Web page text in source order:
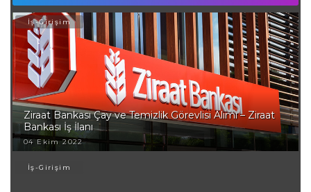
İş-Girişim
Ziraat Bankası Çay ve Temizlik Görevlisi Alımı – Ziraat
Bankası İş İlanı
04 Ekim 2022
İş-Girişim